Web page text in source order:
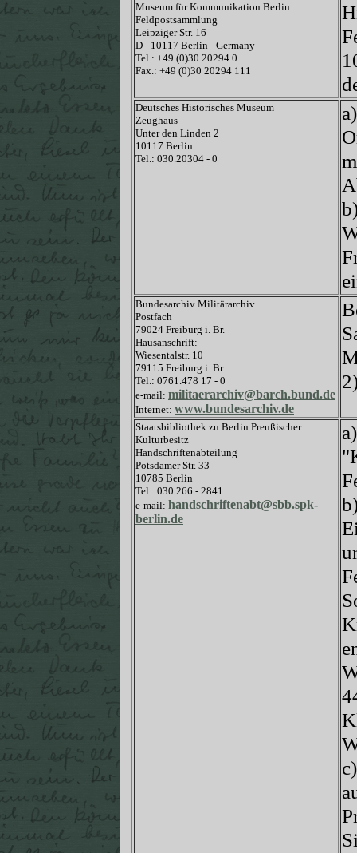
Museum für Kommunikation Berlin
Feldpostsammlung
Leipziger Str. 16
D - 10117 Berlin - Germany
Tel.: +49 (0)30 20294 0
Fax.: +49 (0)30 20294 111
Deutsches Historisches Museum
Zeughaus
Unter den Linden 2
10117 Berlin
Tel.: 030.20304 - 0
Bundesarchiv Militärarchiv
Postfach
79024 Freiburg i. Br.
Hausanschrift:
Wiesentalstr. 10
79115 Freiburg i. Br.
Tel.: 0761.478 17 - 0
e-mail: militaerarchiv@barch.bund.de
Internet: www.bundesarchiv.de
Staatsbibliothek zu Berlin Preußischer
Kulturbesitz
Handschriftenabteilung
Potsdamer Str. 33
10785 Berlin
Tel.: 030.266 - 2841
e-mail: handschriftenabt@sbb.spk-
berlin.de